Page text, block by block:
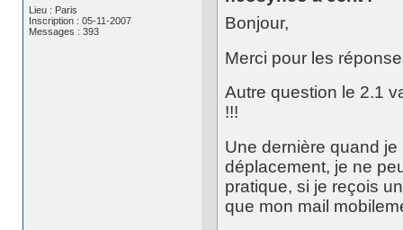
Lieu : Paris
Inscription : 05-11-2007
Messages : 393
Bonjour,
Merci pour les
Autre question le 2.1
!!!
Une dernière quand
déplacement, je ne
pratique, si je reçois
que mon mail